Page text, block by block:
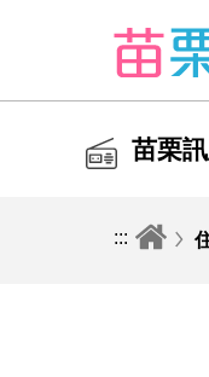
苗栗
:::